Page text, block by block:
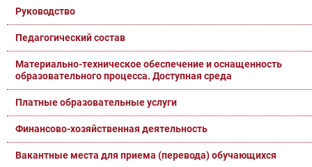
Руководство
Педагогический состав
Материально-техническое обеспечение и оснащенность
образовательного процесса. Доступная среда
Платные образовательные услуги
Финансово-хозяйственная деятельность
Вакантные места для приема (перевода) обучающихся